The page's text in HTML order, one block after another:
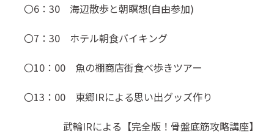
〇6：30 海辺散歩と朝瞑想(自由参加)
〇7：30 ホテル朝食バイキング
〇10：00 魚の棚商店街食べ歩きツアー
〇13：00 東郷IRによる思い出グッズ作り
武輪IRによる【完全版！骨盤底筋攻略講座】